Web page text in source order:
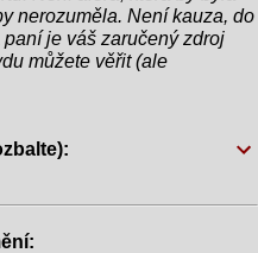
výpravami? No, ti
skvělý způsob, jak
jen o soutěžení, ale
nerozuměla. Není kauza, do
je váš zaručený zdroj
můžete věřit (ale